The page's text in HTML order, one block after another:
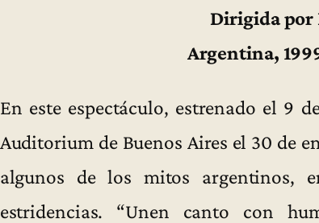
Dirigida por
Argentina,
En este espectáculo, estrenado el 9
Auditorium de Buenos Aires el 30 de
algunos de los mitos argentinos,
estridencias. “Unen canto con